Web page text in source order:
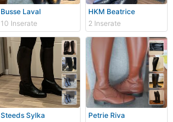
Busse Laval
10 Inserate
HKM Beatrice
2 Inserate
Steeds Sylka
Petrie Riva